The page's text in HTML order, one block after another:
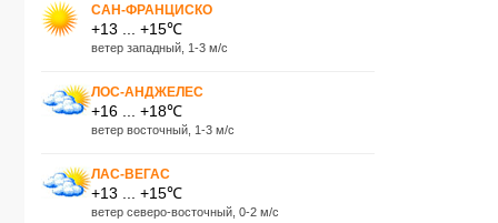
САН-ФРАНЦИСКО
+13 ... +15℃
ветер западный, 1-3 м/с
ЛОС-АНДЖЕЛЕС
+16 ... +18℃
ветер восточный, 1-3 м/с
ЛАС-ВЕГАС
+13 ... +15℃
ветер северо-восточный, 0-2 м/с